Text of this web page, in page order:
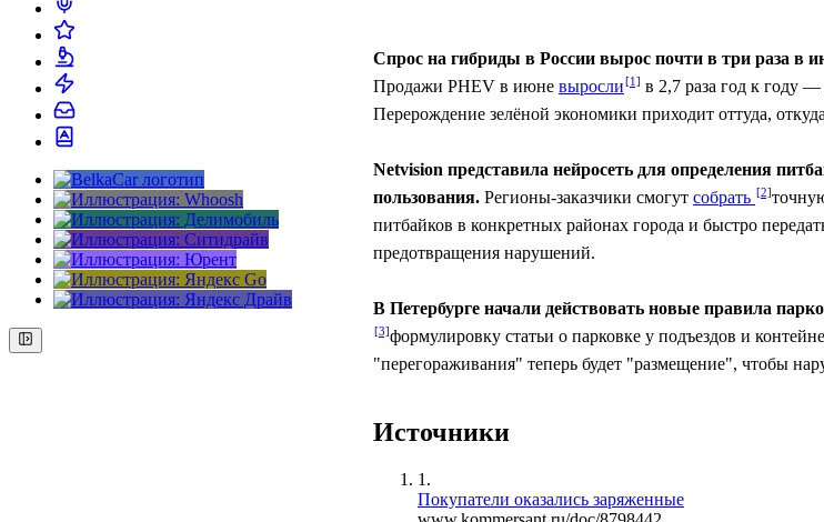
Спрос на гибриды в России вырос почти в три раза в
Продажи PHEV в июне выросли
в 2,7 раза год к году
Перерождение зелёной экономики приходит оттуда,
Netvision представила нейросеть для определения
пользования. Регионы-заказчики смогут собрать
питбайков в конкретных районах города и быстро
предотвращения нарушений.
В Петербурге начали действовать новые правила
формулировку статьи о парковке у подъездов и
"перегораживания" теперь будет "размещение", чтобы
Источники
1.
Покупатели оказались заряженные